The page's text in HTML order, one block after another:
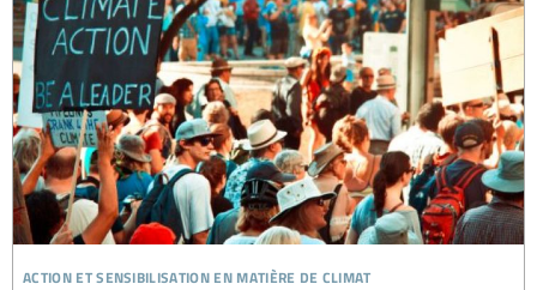
action et sensibilisation en matière de climat